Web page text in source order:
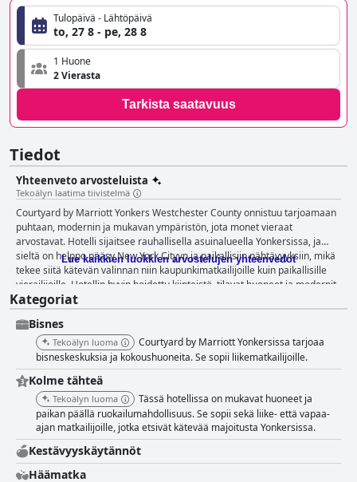
Tulopäivä - Lähtöpäivä
to, 27 8 - pe, 28 8
1 Huone
2 Vierasta
Tarkista saatavuus
Tiedot
Yhteenveto arvosteluista
Tekoälyn laatima tiivistelmä
Courtyard by Marriott Yonkers Westchester County onnistuu tarjoamaan
puhtaan, modernin ja mukavan ympäristön, jota monet vieraat
arvostavat. Hotelli sijaitsee rauhallisella asuinalueella Yonkersissa, ja
sieltä on helppo pääsy New York Cityyn ja paikallisiin nähtävyyksiin, mikä
tekee siitä kätevän valinnan niin kaupunkimatkailijoille kuin paikallisille
vierailijoille. Hotellin hyvin hoidettu kiinteistö, tilavat huoneet ja modernit
ominaisuudet saavat jatkuvasti kiitosta moitteettomasta puhtaudestaan
ja viihtyisästä tunnelmastaan. Vieraat nauttivat erityisesti
modernisoiduista sisätiloista, mukavista sängyistä ja runsaista
mukavuuksista, kuten yöpöydistä ja USB-latauspisteistä. Ystävällinen ja
huomaavainen henkilökunta on ratkaisevassa roolissa yleisen
vieraskokemuksen parantamisessa. Erinomainen palvelu sekä
vastaanotosta että siivouksesta varmistaa, että vierailijat tuntevat
olevansa aidosti tervetulleita ja että heistä pidetään hyvää huolta koko
oleskelunsa ajan. Vaikka satunnaisesti mainitaan pieniä ongelmia, kuten
varausongelmia tai tiettyjä henkilökunnan välisiä vuorovaikutustilanteita,
näitä pidetään harvinaisina poikkeuksina. Aamiainen hotellissa saa
ristiriitaisia arvioita. Vaikka ruoan ja kahvin laatu, erityisesti hotellin
omasta Starbucksista, on yleisesti ottaen arvostettua, monet vieraat
Lue kaikkien luokkien arvostelujen yhteenvedot
Kategoriat
Bisnes
Tekoälyn luoma
Courtyard by Marriott Yonkersissa tarjoaa
bisneskeskuksia ja kokoushuoneita. Se sopii liikematkailijoille.
Kolme tähteä
Tekoälyn luoma
Tässä hotellissa on mukavat huoneet ja
paikan päällä ruokailumahdollisuus. Se sopii sekä liike- että vapaa-
ajan matkailijoille, jotka etsivät kätevää majoitusta Yonkersissa.
Kestävyyskäytännöt
Häämatka